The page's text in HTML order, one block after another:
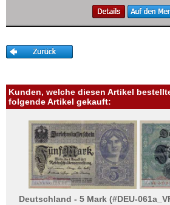
Kunden, welche diesen Artikel
folgende Artikel gekauft:
Deutschland - 5 Mark (#DEU-